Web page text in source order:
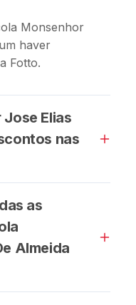
Monsenhor
haver
Fotto.
Elias
nas
as
Almeida